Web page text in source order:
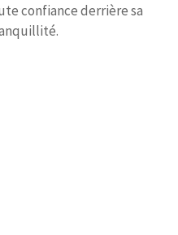
confiance derrière sa